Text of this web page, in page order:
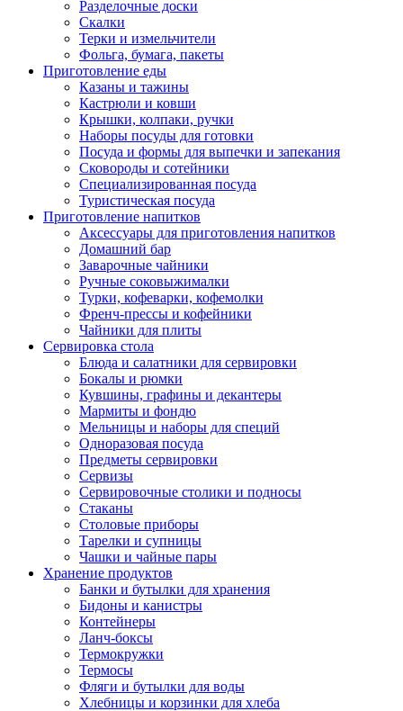
Разделочные доски
Скалки
Терки и измельчители
Фольга, бумага, пакеты
Приготовление еды
Казаны и тажины
Кастрюли и ковши
Крышки, колпаки, ручки
Наборы посуды для готовки
Посуда и формы для выпечки и запекания
Сковороды и сотейники
Специализированная посуда
Туристическая посуда
Приготовление напитков
Аксессуары для приготовления напитков
Домашний бар
Заварочные чайники
Ручные соковыжималки
Турки, кофеварки, кофемолки
Френч-прессы и кофейники
Чайники для плиты
Сервировка стола
Блюда и салатники для сервировки
Бокалы и рюмки
Кувшины, графины и декантеры
Мармиты и фондю
Мельницы и наборы для специй
Одноразовая посуда
Предметы сервировки
Сервизы
Сервировочные столики и подносы
Стаканы
Столовые приборы
Тарелки и супницы
Чашки и чайные пары
Хранение продуктов
Банки и бутылки для хранения
Бидоны и канистры
Контейнеры
Ланч-боксы
Термокружки
Термосы
Фляги и бутылки для воды
Хлебницы и корзинки для хлеба